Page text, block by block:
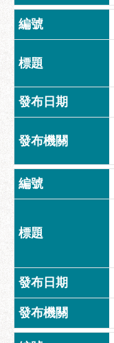
助
專
區
站
導
回
首
頁
台
通
台
北
服